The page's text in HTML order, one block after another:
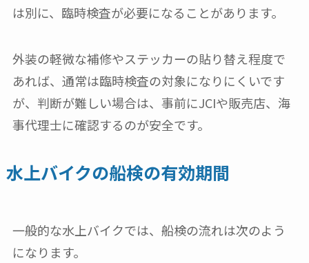
は別に、臨時検査が必要になることがあります。
外装の軽微な補修やステッカーの貼り替え程度で
あれば、通常は臨時検査の対象になりにくいです
が、判断が難しい場合は、事前にJCIや販売店、海
事代理士に確認するのが安全です。
水上バイクの船検の有効期間
一般的な水上バイクでは、船検の流れは次のよう
になります。